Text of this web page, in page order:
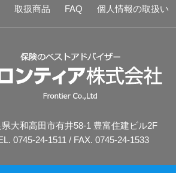
取扱商品 FAQ 個人情報の取扱い
大和高田市有井58-1 豊富住建ビル2F
0745-24-1511 / FAX. 0745-24-1533